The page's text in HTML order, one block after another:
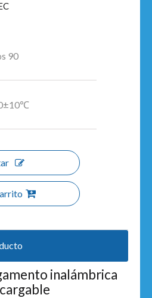
90
inalámbrica